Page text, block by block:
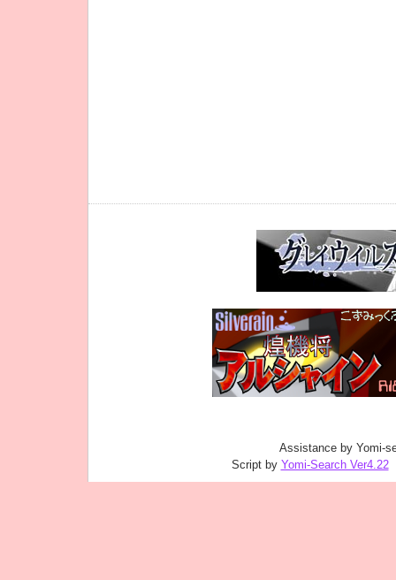
Assistance by Yomi-
Script by Yomi-Search Ver4.22